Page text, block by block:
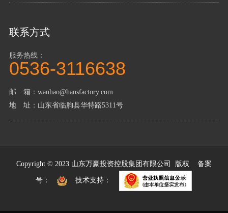
联系方式
服务热线：
0536-3116638
邮 箱：wanhao@hansfactory.com
地 址：山东省临朐县华特路5311号
Copyright © 2023 山东万豪投资控股集团有限公司 版权 备案
号： 技术支持：